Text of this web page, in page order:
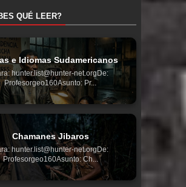
QUÉ LEER?
e Idiomas Sudamericanos
hunter.list@hunter-net.orgDe:
Profesorgeo160Asunto: Pr...
Chamanes Jibaros
hunter.list@hunter-net.orgDe:
Profesorgeo160Asunto: Ch...